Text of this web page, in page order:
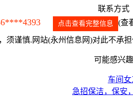
联系方式
点击查看完整信息 (查
须谨慎.网站(永州信息网)对此不承
可能感兴趣
车间女
急招保洁，保安